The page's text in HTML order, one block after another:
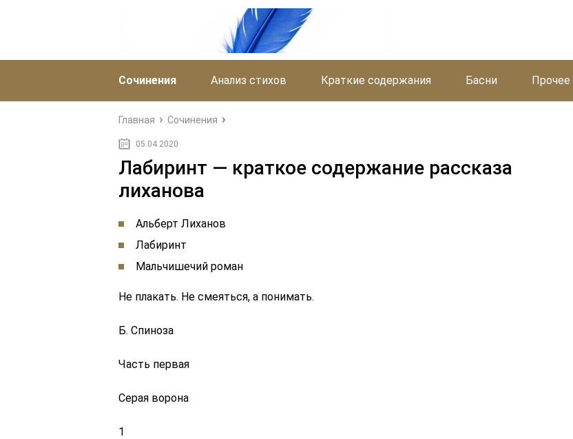
Сочинения Анализ стихов Краткие содержания Басни Прочее
Главная Сочинения
05.04.2020
Лабиринт — краткое содержание рассказа
лиханова
Альберт Лиханов
Лабиринт
Мальчишечий роман
Не плакать. Не смеяться, а понимать.
Б. Спиноза
Часть первая
Серая ворона
1